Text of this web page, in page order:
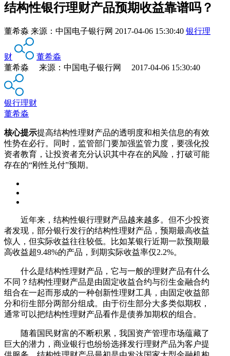
结构性银行理财产品预期收益靠谱吗？
董希淼 来源： 中国电子银行网 2017-04-06 15:30:40 银行理
财
董希淼
董希淼 来源：中国电子银行网 2017-04-06 15:30:40
银行理财
董希淼
核心提示提高结构性理财产品的透明度和相关信息的有效
性势在必行。同时，监管部门要加强监管力度，要强化投
资者教育，让投资者充分认识其中存在的风险，打破可能
存在的“刚性兑付”预期。
近年来，结构性银行理财产品越来越多。但不少投资
者发现，部分银行发行的结构性理财产品，预期最高收益
惊人，但实际收益往往较低。比如某银行近期一款预期最
高收益超9.48%的产品，到期实际收益率仅2.2%。
什么是结构性理财产品，它与一般的理财产品有什么
不同？结构性理财产品是由固定收益合约与衍生金融合约
组合在一起而形成的一种创新性理财工具，由固定收益部
分和衍生部分两部分组成。由于衍生部分大多类似期权，
通常可以把结构性理财产品看作是债券加期权的组合。
随着国民财富的不断积累，我国资产管理市场蕴藏了
巨大的潜力，商业银行也纷纷选择发行理财产品为客户提